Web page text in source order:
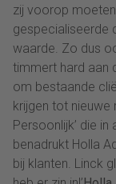
zij voorop
gespecialiseerde
waarde. Zo dus
timmert hard aan
om bestaande
krijgen tot nieuwe
Persoonlijk’ die
benadrukt Holla
bij klanten. Linck